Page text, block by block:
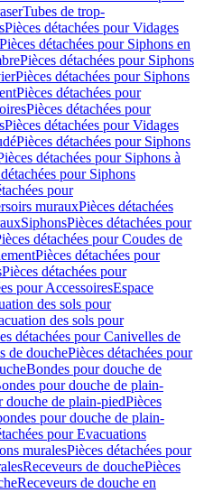
Tubes de trop-
Pièces détachées pour Vidages
Pièces détachées pour Siphons en
Pièces détachées pour Siphons
Pièces détachées pour Siphons
Pièces détachées pour
Pièces détachées pour
Pièces détachées pour Vidages
Pièces détachées pour Siphons
détachées pour Siphons à
pour Siphons
pour
murauxPièces détachées
SiphonsPièces détachées pour
détachées pour Coudes de
Pièces détachées pour
Pièces détachées pour
pour AccessoiresEspace
des sols pour
des sols pour
détachées pour Canivelles de
de douchePièces détachées pour
Bondes pour douche de
pour douche de plain-
douche de plain-piedPièces
pour douche de plain-
pour Evacuations
muralesPièces détachées pour
Receveurs de douchePièces
Receveurs de douche en